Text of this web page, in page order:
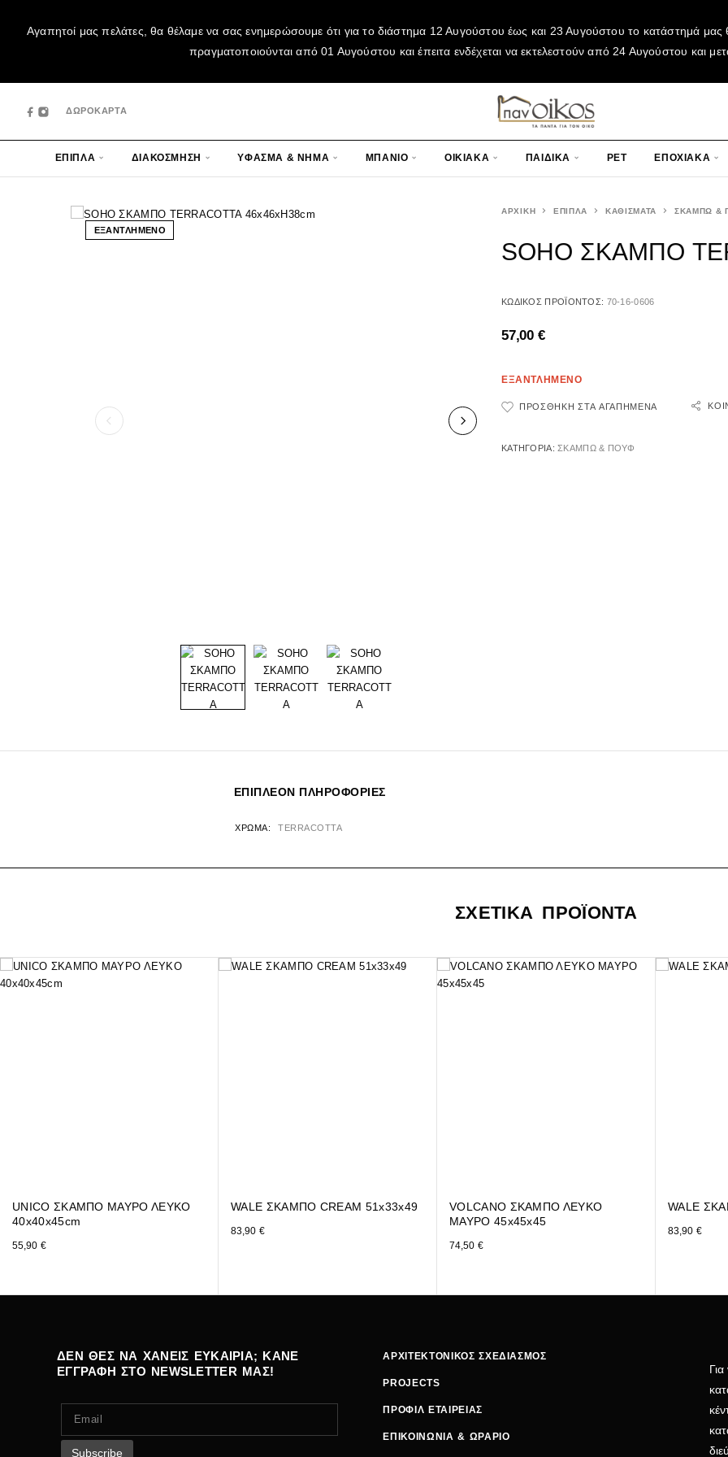
Αγαπητοί μας πελάτες, θα θέλαμε να σας ενημερώσουμε ότι για το διάστημα 12 Αυγούστου έως και 23 Αυγούστου το κατάστημά μας
πραγματοποιούνται από 01 Αυγούστου και έπειτα ενδέχεται να εκτελεστούν από 24 Αυγούστου και
ΔΩΡΟΚΑΡΤΑ
ΕΠΙΠΛΑ ΔΙΑΚΟΣΜΗΣΗ ΥΦΑΣΜΑ & ΝΗΜΑ ΜΠΑΝΙΟ ΟΙΚΙΑΚΑ ΠΑΙΔΙΚΑ PET ΕΠΟΧΙΑΚΑ
ΕΞΑΝΤΛΗΜΕΝΟ
ΑΡΧΙΚΉ ΕΠΙΠΛΑ ΚΑΘΙΣΜΑΤΑ ΣΚΑΜΠΩ &
SOHO ΣΚΑΜΠΟ
ΚΩΔΙΚΌΣ ΠΡΟΪΌΝΤΟΣ: 70-16-0606
57,00 €
ΕΞΑΝΤΛΗΜΕΝΟ
ΠΡΟΣΘΉΚΗ ΣΤΑ ΑΓΑΠΗΜΈΝΑ
ΚΑΤΗΓΟΡΊΑ:ΣΚΑΜΠΩ & ΠΟΥΦ
ΕΠΙΠΛΈΟΝ ΠΛΗΡΟΦΟΡΊΕΣ
ΧΡΏΜΑ TERRACOTTA
ΣΧΕΤΙΚΑ ΠΡΟΪΟΝΤΑ
UNICO ΣΚΑΜΠΟ ΜΑΥΡΟ ΛΕΥΚΟ
40x40x45cm
55,90 €
WALE ΣΚΑΜΠΟ CREAM 51x33x49
83,90 €
VOLCANO ΣΚΑΜΠΟ ΛΕΥΚΟ
ΜΑΥΡΟ 45x45x45
74,50 €
WALE
83,90 €
ΔΕΝ ΘΕΣ ΝΑ ΧΑΝΕΙΣ ΕΥΚΑΙΡΙΑ; ΚΑΝΕ
ΕΓΓΡΑΦΗ ΣΤΟ NEWSLETTER ΜΑΣ!
ΑΡΧΙΤΕΚΤΟΝΙΚΟΣ ΣΧΕΔΙΑΣΜΟΣ
PROJECTS
ΠΡΟΦΙΛ ΕΤΑΙΡΕΙΑΣ
ΕΠΙΚΟΙΝΩΝΙΑ & ΩΡΑΡΙΟ